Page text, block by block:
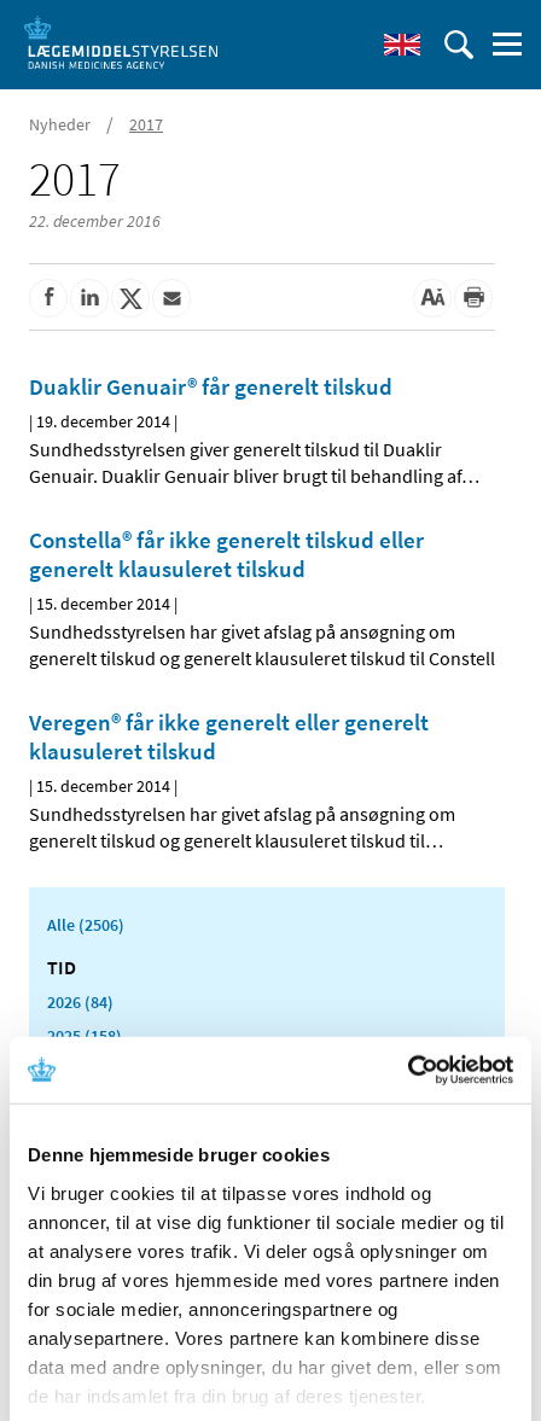
Denne hjemmeside bruger cookies
Vi bruger cookies til at tilpasse vores indhold og
annoncer, til at vise dig funktioner til sociale medier og til
at analysere vores trafik. Vi deler også oplysninger om
din brug af vores hjemmeside med vores partnere inden
for sociale medier, annonceringspartnere og
analysepartnere. Vores partnere kan kombinere disse
data med andre oplysninger, du har givet dem, eller som
de har indsamlet fra din brug af deres tjenester.
Nyheder / 2017
2017
22. december 2016
Duaklir Genuair® får generelt tilskud
| 19. december 2014 |
Sundhedsstyrelsen giver generelt tilskud til Duaklir
Genuair. Duaklir Genuair bliver brugt til behandling af…
Constella® får ikke generelt tilskud eller
generelt klausuleret tilskud
| 15. december 2014 |
Sundhedsstyrelsen har givet afslag på ansøgning om
generelt tilskud og generelt klausuleret tilskud til Constell
Veregen® får ikke generelt eller generelt
klausuleret tilskud
| 15. december 2014 |
Sundhedsstyrelsen har givet afslag på ansøgning om
generelt tilskud og generelt klausuleret tilskud til…
Alle (2506)
TID
2026 (84)
2025 (158)
2024 (224)
2023 (195)
2021 (516)
2020 (263)
2019 (159)
2018 (150)
2017 (167)
2016 (167)
2015 (33)
2014 (44)